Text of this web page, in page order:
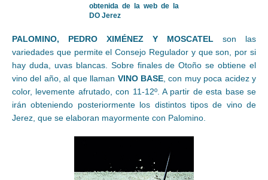
obtenida de la web de la
DO Jerez
PALOMINO, PEDRO XIMÉNEZ Y MOSCATEL son las
variedades que permite el Consejo Regulador y que son, por si
hay duda, uvas blancas. Sobre finales de Otoño se obtiene el
vino del año, al que llaman VINO BASE, con muy poca acidez y
color, levemente afrutado, con 11-12º. A partir de esta base se
irán obteniendo posteriormente los distintos tipos de vino de
Jerez, que se elaboran mayormente con Palomino.